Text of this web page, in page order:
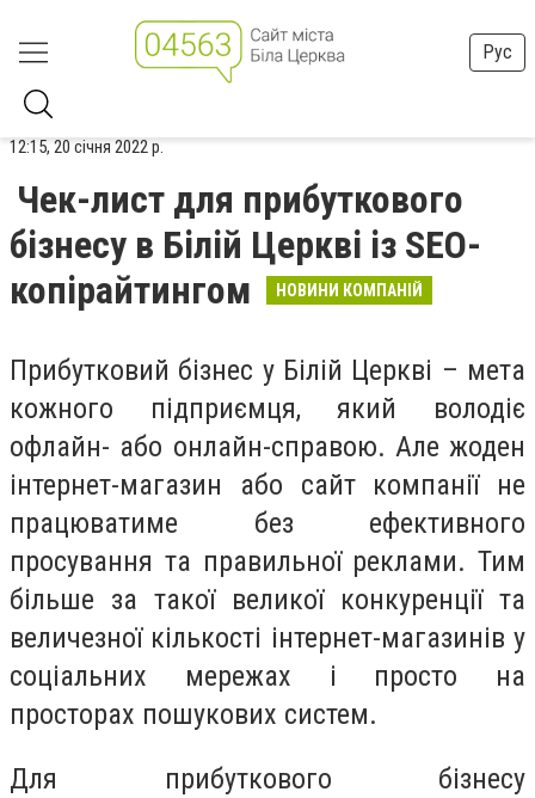
Рус
12:15, 20 січня 2022 р.
Чек-лист для прибуткового
бізнесу в Білій Церкві із SEO-
копірайтингом
НОВИНИ КОМПАНІЙ
Прибутковий бізнес у Білій Церкві – мета
кожного підприємця, який володіє
офлайн- або онлайн-справою. Але жоден
інтернет-магазин або сайт компанії не
працюватиме без ефективного
просування та правильної реклами. Тим
більше за такої великої конкуренції та
величезної кількості інтернет-магазинів у
соціальних мережах і просто на
просторах пошукових систем.
Для прибуткового бізнесу